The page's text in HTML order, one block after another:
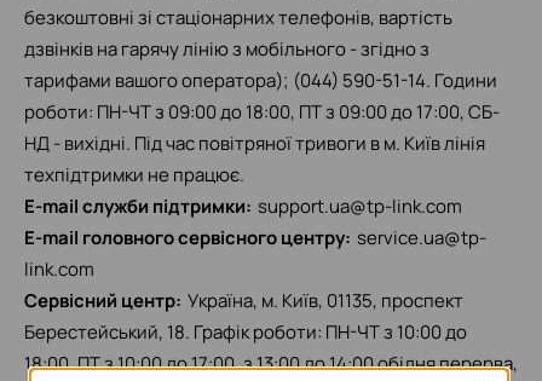
безкоштовні зі стаціонарних телефонів, вартість
дзвінків на гарячу лінію з мобільного - згідно з
тарифами вашого оператора); (044) 590-51-14. Години
роботи: ПН-ЧТ з 09:00 до 18:00, ПТ з 09:00 до 17:00, СБ-
НД - вихідні. Під час повітряної тривоги в м. Київ лінія
техпідтримки не працює.
E-mail служби підтримки: support.ua@tp-link.com
E-mail головного сервісного центру: service.ua@tp-
link.com
Сервісний центр: Україна, м. Київ, 01135, проспект
Берестейський, 18. Графік роботи: ПН-ЧТ з 10:00 до
18:00, ПТ з 10:00 до 17:00, з 13:00 до 14:00 обідня перерва,